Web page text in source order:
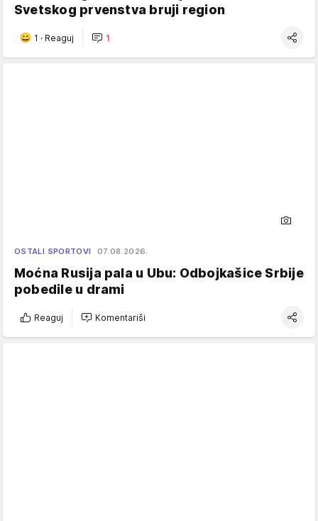
Svetskog prvenstva bruji region
1 · Reaguj 1
OSTALI SPORTOVI 07.08.2026.
Moćna Rusija pala u Ubu: Odbojkašice Srbije
pobedile u drami
Reaguj Komentariši